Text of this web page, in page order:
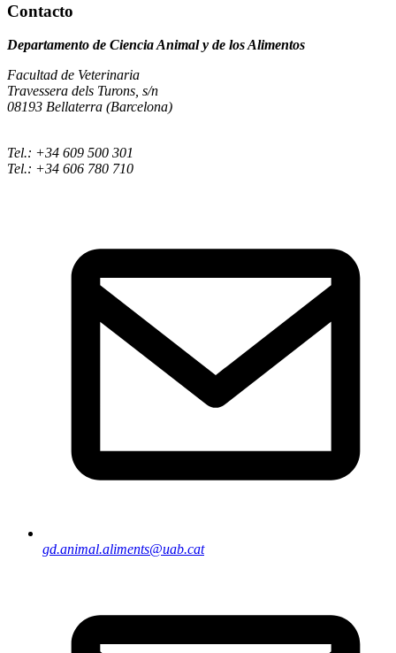
Contacto
Departamento de Ciencia Animal y de los Alimentos
Facultad de Veterinaria
Travessera dels Turons, s/n
08193 Bellaterra (Barcelona)
Tel.: +34 609 500 301
Tel.: +34 606 780 710
gd.animal.aliments@uab.cat